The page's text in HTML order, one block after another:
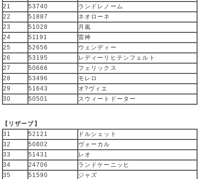
21
53740
ランドレノーム
22
51887
ネオローネ
23
51028
月嵐
24
51191
雷神
25
52656
ウェンディー
26
53195
レディーリヒテンフェルト
27
50666
フェリックス
28
53496
モレロ
29
51643
オ?ヴィエ
30
50501 スウィートドーター
【リザーブ】
31
52121
ドルシェット
32
50802
ヴォーカル
33
51431
レオ
34
24706
ランドケーニッヒ
35
51590
ジャズ